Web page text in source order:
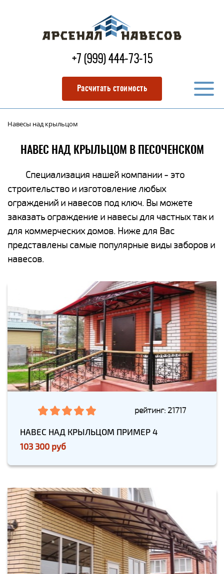
+7 (999) 444-73-15
Расчитать стоимость
Навесы над крыльцом
НАВЕС НАД КРЫЛЬЦОМ В ПЕСОЧЕНСКОМ
Специализация нашей компании - это
строительство и изготовление любых
ограждений и навесов под ключ. Вы можете
заказать ограждение и навесы для частных так и
для коммерческих домов. Ниже для Вас
представлены самые популярные виды заборов и
навесов.
рейтинг: 21717
НАВЕС НАД КРЫЛЬЦОМ ПРИМЕР 4
103 300 руб